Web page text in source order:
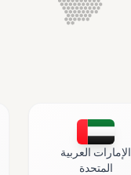
الإمارات العربية
المتحدة